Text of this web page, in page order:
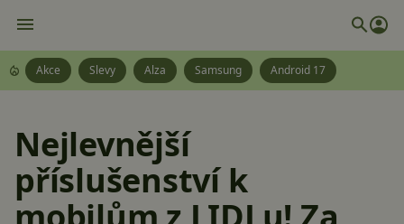
Akce Slevy Alza Samsung Android 17
Nejlevnější
příslušenství k